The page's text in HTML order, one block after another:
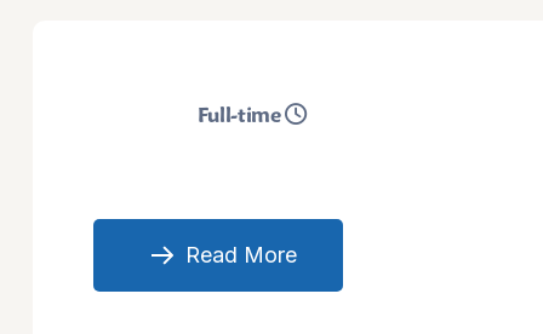
Full-time
Read More